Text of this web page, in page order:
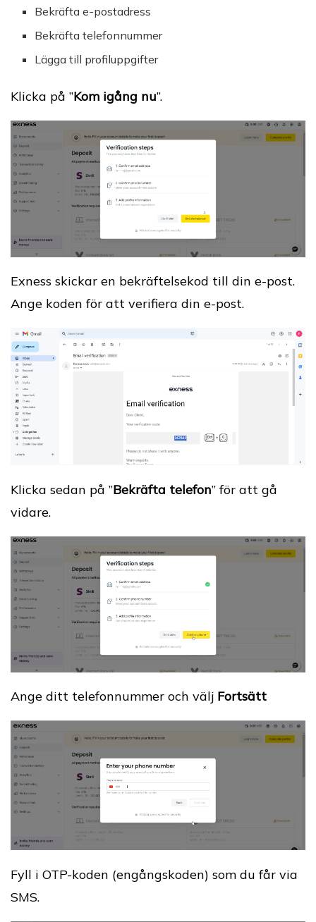
Bekräfta e-postadress
Bekräfta telefonnummer
Lägga till profiluppgifter
Klicka på ”Kom igång nu”.
Exness skickar en bekräftelsekod till din e-post.
Ange koden för att verifiera din e-post.
Klicka sedan på ”Bekräfta telefon” för att gå
vidare.
Ange ditt telefonnummer och välj Fortsätt
Fyll i OTP-koden (engångskoden) som du får via
SMS.